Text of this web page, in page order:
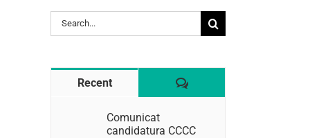
Search
for:
Recent Comentaris
Comunicat
candidatura CCCC